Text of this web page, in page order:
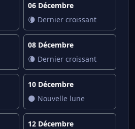
06 Décembre
🌘 Dernier croissant
08 Décembre
🌘 Dernier croissant
10 Décembre
🌑 Nouvelle lune
12 Décembre